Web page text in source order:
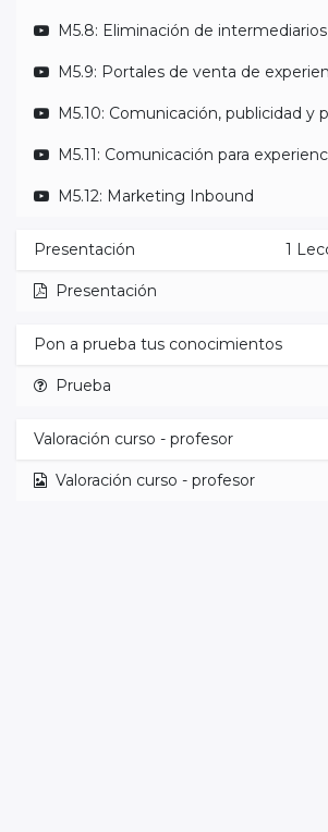
M5.8: Eliminación de
M5.11: Comunicación para
M5.12: Marketing Inbound
Presentación 1
Presentación
Pon a prueba tus conocimientos
Prueba
Valoración curso - profesor
Valoración curso - profesor